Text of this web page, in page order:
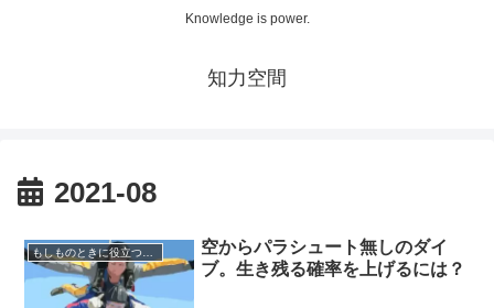
Knowledge is power.
知力空間
2021-08
空からパラシュート無しのダイ
ブ。生き残る確率を上げるには？